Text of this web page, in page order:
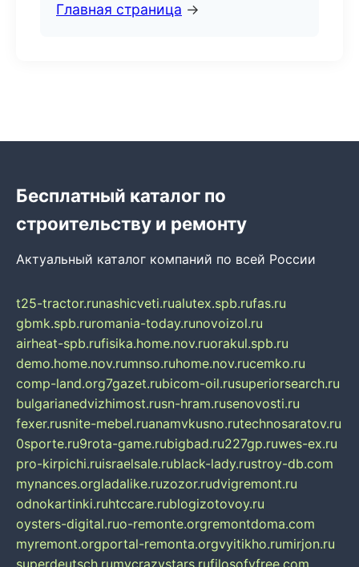
Главная страница →
Бесплатный каталог по
строительству и ремонту
Актуальный каталог компаний по всей России
t25-tractor.runashicveti.rualutex.spb.rufas.ru
gbmk.spb.ruromania-today.runovoizol.ru
airheat-spb.rufisika.home.nov.ruorakul.spb.ru
demo.home.nov.rumnso.ruhome.nov.rucemko.ru
comp-land.org7gazet.rubicom-oil.rusuperiorsearch.ru
bulgarianedvizhimost.rusn-hram.rusenovosti.ru
fexer.rusnite-mebel.ruanamvkusno.rutechnosaratov.ru
0sporte.ru9rota-game.rubigbad.ru227gp.ruwes-ex.ru
pro-kirpichi.ruisraelsale.rublack-lady.rustroy-db.com
mynances.orgladalike.ruzozor.rudvigremont.ru
odnokartinki.ruhtccare.rublogizotovoy.ru
oysters-digital.ruo-remonte.orgremontdoma.com
myremont.orgportal-remonta.orgvyitikho.rumirjon.ru
superdeutsch.rumycrazystars.rufilosofyfree.com